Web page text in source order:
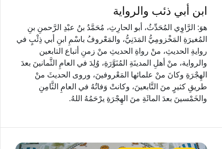
ابن أبي ذئب والرواية
هوَ: الرَّاوِي المُحَدِّثُ، أبو الحارِثِ، مُحَمَّدُ بنُ عبْدِ الرَّحمنِ بنِ
المُغيرَةِ المَخْزومِيُّ المَدَنِيُّ، والمَعْروفُ باسْمِ ابنِ أبي ذِئْبٍ في
روايةِ الحديثِ، منْ رواةِ الحديثِ منْ زمنِ أتباع التابعين
والرواية، منْ أهلِ المدينَةِ المُنَوَّرَةِ، وُلِدَ في العامِ الثَّمانينَ بعدَ
الهِجْرَةِ وكانَ منْ علمائها المَعْروفينَ، وروى الحديثَ منْ
طريقِ كثيرٍ منَ التَّابعينَ، وكانتْ وَفاتُهُ في العامِ الثَّامِنِ
والخَمْسينَ بعدَ المائَةِ منَ الهِجْرَةِ يرْحَمُهُ اللهُ.